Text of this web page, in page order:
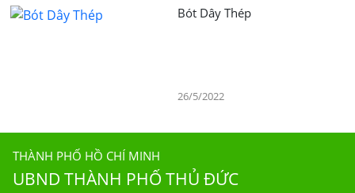
Bót Dây Thép
26/5/2022
THÀNH PHỐ HỒ CHÍ MINH
UBND THÀNH PHỐ THỦ ĐỨC